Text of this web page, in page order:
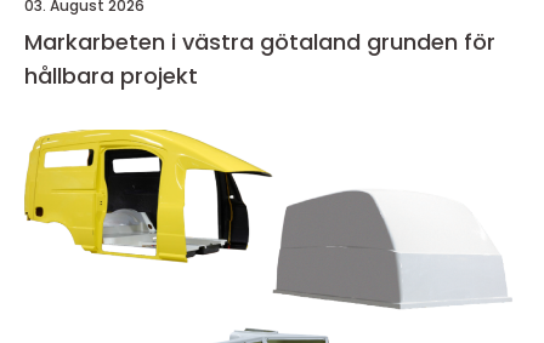
03. August 2026
Markarbeten i västra götaland grunden för
hållbara projekt